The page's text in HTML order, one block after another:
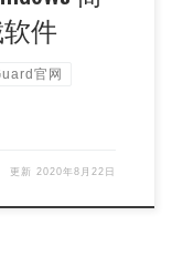
件
官网
更新2020年8月22日